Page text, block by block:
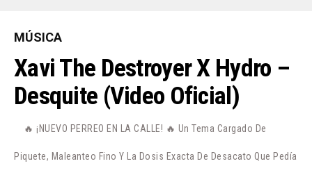
MÚSICA
Xavi The Destroyer X Hydro –
Desquite (Video Oficial)
🔥 ¡NUEVO PERREO EN LA CALLE! 🔥 Un Tema Cargado De
Piquete, Maleanteo Fino Y La Dosis Exacta De Desacato Que Pedía